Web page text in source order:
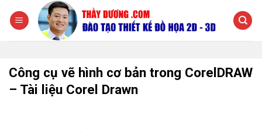
đến
Công cụ vẽ hình cơ bản trong CorelDRAW
– Tài liệu Corel Drawn